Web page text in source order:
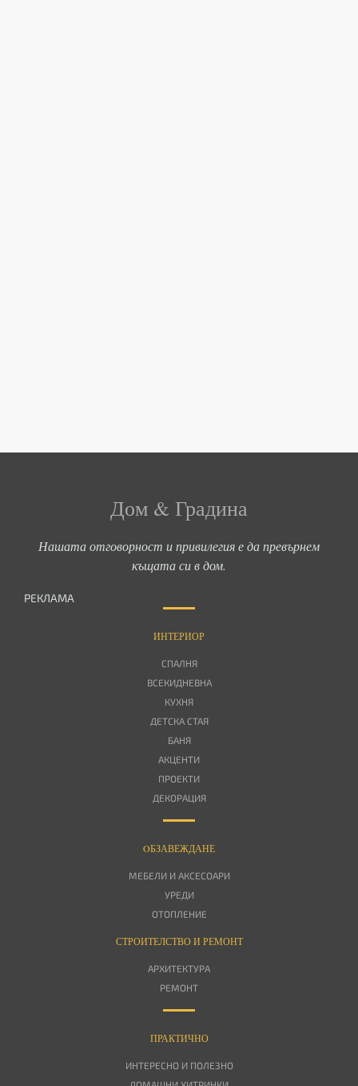
Дом & Градина
Нашата отговорност и привилегия е да превърнем
къщата си в дом.
РЕКЛАМА
ИНТЕРИОР
СПАЛНЯ
ВСЕКИДНЕВНА
КУХНЯ
ДЕТСКА СТАЯ
БАНЯ
АКЦЕНТИ
ПРОЕКТИ
ДЕКОРАЦИЯ
OБЗАВЕЖДАНЕ
МЕБЕЛИ И АКСЕСОАРИ
УРЕДИ
ОТОПЛЕНИЕ
СТРОИТЕЛСТВО И РЕМОНТ
АРХИТЕКТУРА
РЕМОНТ
ПРАКТИЧНО
ИНТЕРЕСНО И ПОЛЕЗНО